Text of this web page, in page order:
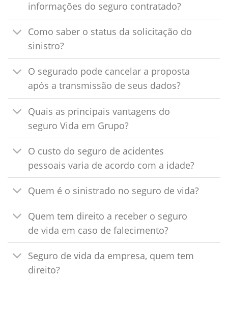
informações do seguro contratado?
Como saber o status da solicitação do
sinistro?
O segurado pode cancelar a proposta
após a transmissão de seus dados?
Quais as principais vantagens do
seguro Vida em Grupo?
O custo do seguro de acidentes
pessoais varia de acordo com a idade?
Quem é o sinistrado no seguro de vida?
Quem tem direito a receber o seguro
de vida em caso de falecimento?
Seguro de vida da empresa, quem tem
direito?